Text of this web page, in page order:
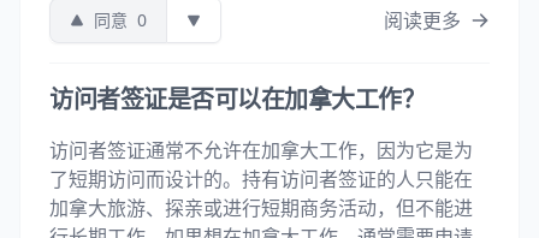
同意 0 阅读更多
访问者签证是否可以在加拿大工作？
访问者签证通常不允许在加拿大工作，因为它是为
了短期访问而设计的。持有访问者签证的人只能在
加拿大旅游、探亲或进行短期商务活动，但不能进